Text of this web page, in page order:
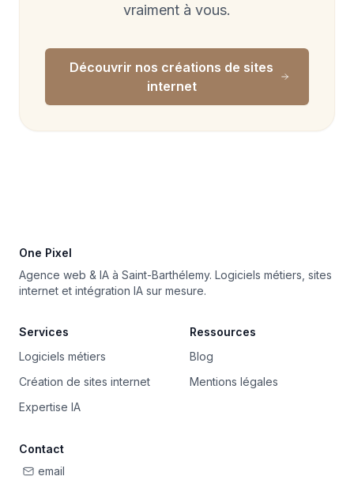
vraiment à vous.
Découvrir nos créations de sites
internet
One Pixel
Agence web & IA à Saint-Barthélemy. Logiciels métiers, sites
internet et intégration IA sur mesure.
Services
Logiciels métiers
Création de sites internet
Expertise IA
Ressources
Blog
Mentions légales
Contact
email